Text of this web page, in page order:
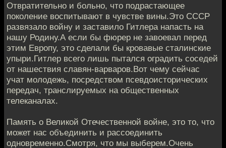
Отвратительно и больно, что подрастающее
поколение воспитывают в чувстве вины.Это СССР
развязало войну и заставило Гитлера напасть на
нашу Родину.А если бы фюрер не завоевал перед
этим Европу, это сделали бы кровавые сталинские
упыри.Гитлер всего лишь пытался оградить соседей
от нашествия славян-варваров.Вот чему сейчас
учат молодежь, посредством псевдоисторических
передач, транслируемых на общественных
телеканалах.
Память о Великой Отечественной войне, это то, что
может нас объединить и рассоединить
одновременно.Смотря, что мы выберем.Очень